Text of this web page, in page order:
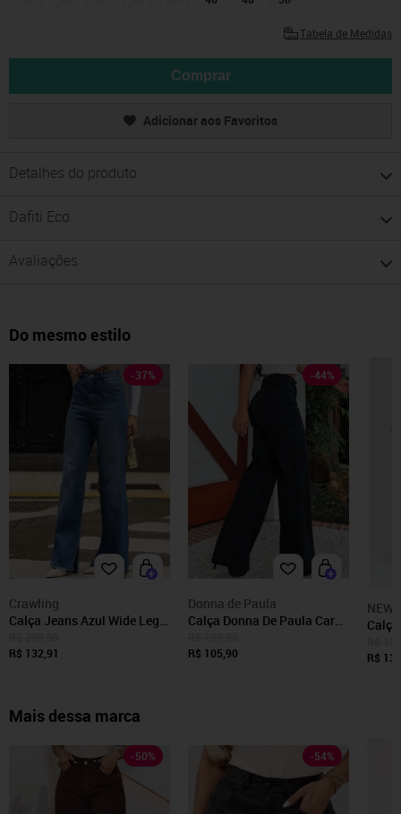
Tabela de Medidas
Comprar
Adicionar aos Favoritos
Detalhes do produto
Dafiti Eco
Avaliações
Do mesmo estilo
-37%
Crawling
Calça Jeans Azul Wide Leg
R$ 132,91
-44%
Donna de Paula
Calça Donna De Paula Cargo
E Bolsos Laterais
R$ 105,90
NEW
R$
Mais dessa marca
-50% -54%